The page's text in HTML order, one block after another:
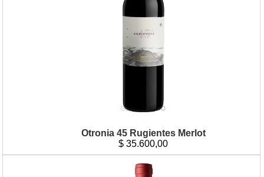
Otronia 45 Rugientes Merlot
$ 35.600,00